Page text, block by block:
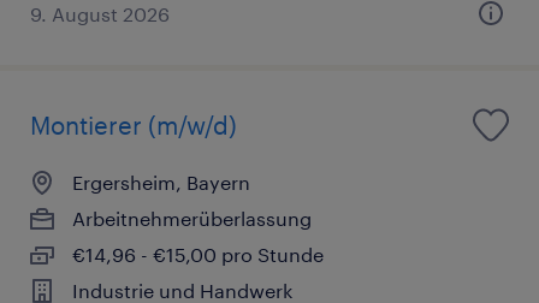
9. August 2026
Montierer (m/w/d)
Ergersheim, Bayern
Arbeitnehmerüberlassung
€14,96 - €15,00 pro Stunde
Industrie und Handwerk